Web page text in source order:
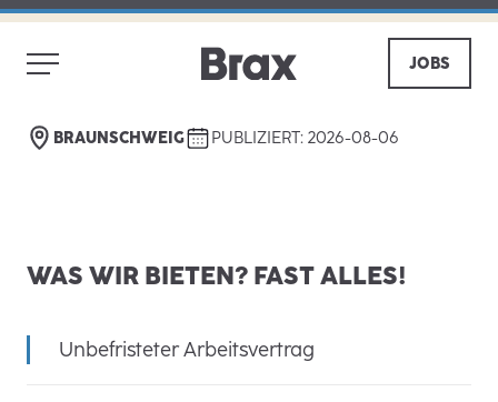
JOBS
VERKÄUFER - OUTFITBERATUNG
(M/W/D) MINIJOB - STORE
BRAUNSCHWEIG PUBLIZIERT: 2026-08-06
ZURÜCK TEILEN
WAS WIR BIETEN? FAST ALLES!
Unbefristeter Arbeitsvertrag